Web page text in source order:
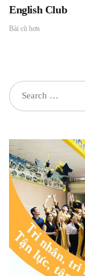
English Club
Bài cũ hơn